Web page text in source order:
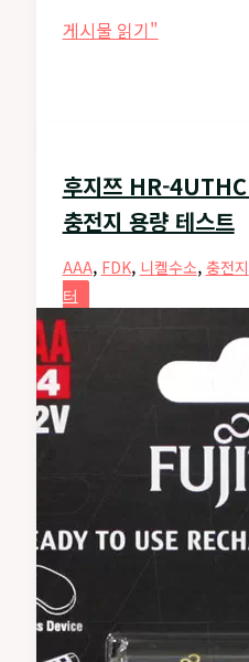
후
리
미
블
랙
2450mAh
니
켈
수
소
전
지
용
량
테
게시물 읽기"
후지쯔 HR-
충전지 용량 테스트
AAA, FDK, 니켈수소, 충전지
터